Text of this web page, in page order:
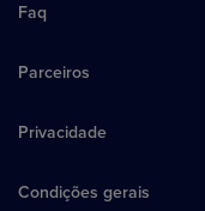
Faq
Parceiros
Privacidade
Condições gerais